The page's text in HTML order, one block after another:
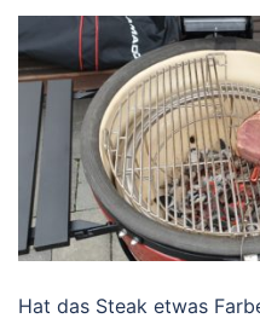
Hat das Steak etwas